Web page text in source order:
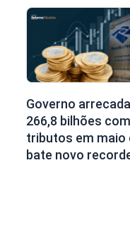
Governo
266,8 bilhões com
tributos em maio
bate novo